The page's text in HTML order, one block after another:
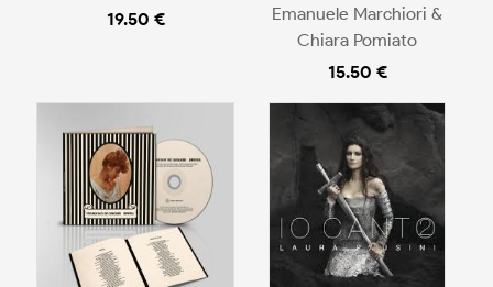
19.50 €
Emanuele Marchiori &
Chiara Pomiato
15.50 €